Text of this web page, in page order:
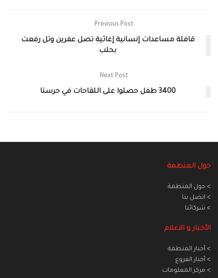
Previous Post
قافلة مساعدات إنسانية إغاثية تصل عفرين وتل رفعت
بحلب
Next Post
3400 طفل حصلوا على اللقاحات في حرستا
حول المنظمة
> حول المنظمة
> اتصل بنا
> شركائنا
الأخبار و الاعلام
> أخبار المنطمة
> أخبار الفروع
> مركز المعلومات